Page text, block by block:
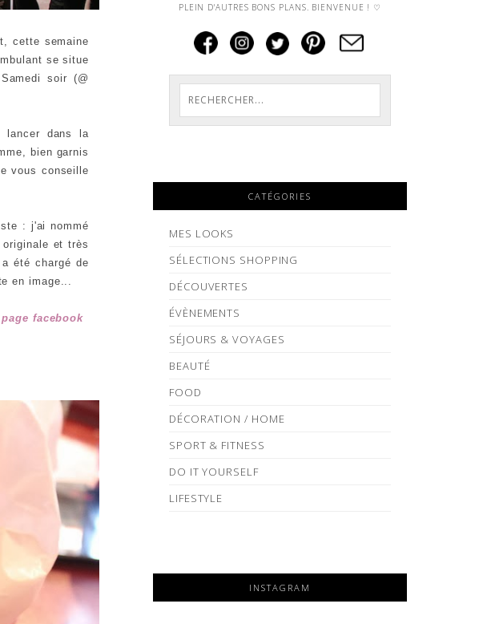
cette semaine
se situe
soir (@
lancer dans la
bien garnis
vous conseille
: j'ai nommé
et très
été chargé de
en image...
facebook
PLEIN D'AUTRES BONS PLANS. BIENVENUE ! ♡
CATÉGORIES
MES LOOKS
SÉLECTIONS SHOPPING
DÉCOUVERTES
ÉVÈNEMENTS
SÉJOURS & VOYAGES
BEAUTÉ
FOOD
DÉCORATION / HOME
SPORT & FITNESS
DO IT YOURSELF
LIFESTYLE
INSTAGRAM